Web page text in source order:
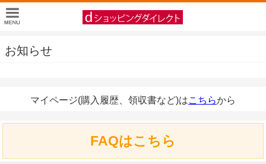
お知らせ
マイページ(購入履歴、領収書など)はこちらから
FAQはこちら